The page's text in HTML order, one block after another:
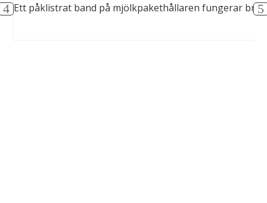
Ett påklistrat band på mjölkpakethållaren fungerar bra